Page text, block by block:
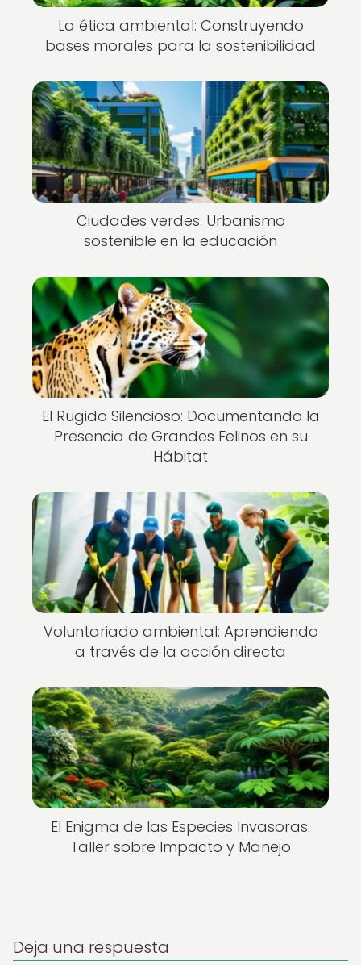
La ética ambiental: Construyendo
bases morales para la sostenibilidad
Ciudades verdes: Urbanismo
sostenible en la educación
El Rugido Silencioso: Documentando la
Presencia de Grandes Felinos en su
Hábitat
Voluntariado ambiental: Aprendiendo
a través de la acción directa
El Enigma de las Especies Invasoras:
Taller sobre Impacto y Manejo
Deja una respuesta